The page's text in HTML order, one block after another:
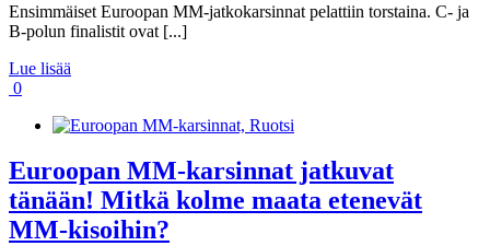
Ensimmäiset Euroopan MM-jatkokarsinnat pelattiin torstaina. C- ja
B-polun finalistit ovat [...]
Lue lisää
0
Euroopan MM-karsinnat jatkuvat
tänään! Mitkä kolme maata etenevät
MM-kisoihin?